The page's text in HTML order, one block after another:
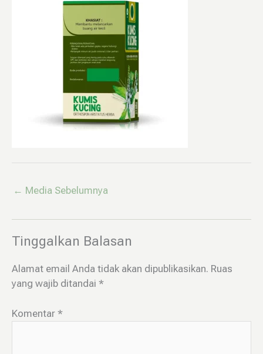
← Media Sebelumnya
Tinggalkan Balasan
Alamat email Anda tidak akan dipublikasikan. Ruas
yang wajib ditandai *
Komentar *